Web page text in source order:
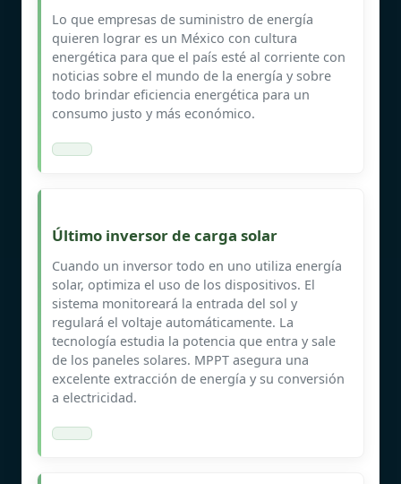
Lo que empresas de suministro de energía
quieren lograr es un México con cultura
energética para que el país esté al corriente con
noticias sobre el mundo de la energía y sobre
todo brindar eficiencia energética para un
consumo justo y más económico.
Último inversor de carga solar
Cuando un inversor todo en uno utiliza energía
solar, optimiza el uso de los dispositivos. El
sistema monitoreará la entrada del sol y
regulará el voltaje automáticamente. La
tecnología estudia la potencia que entra y sale
de los paneles solares. MPPT asegura una
excelente extracción de energía y su conversión
a electricidad.